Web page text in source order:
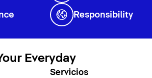
Responsibility
Everyday
Servicios